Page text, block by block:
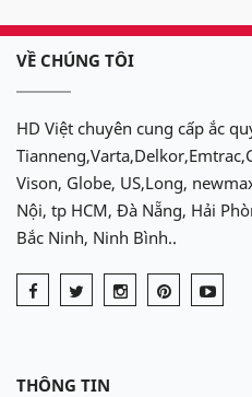
VỀ CHÚNG TÔI
HD Việt chuyên cung cấp ắc
Vison, Globe, US,Long,
Nội, tp HCM, Đà Nẵng, Hải
Bắc Ninh, Ninh Bình..
THÔNG TIN